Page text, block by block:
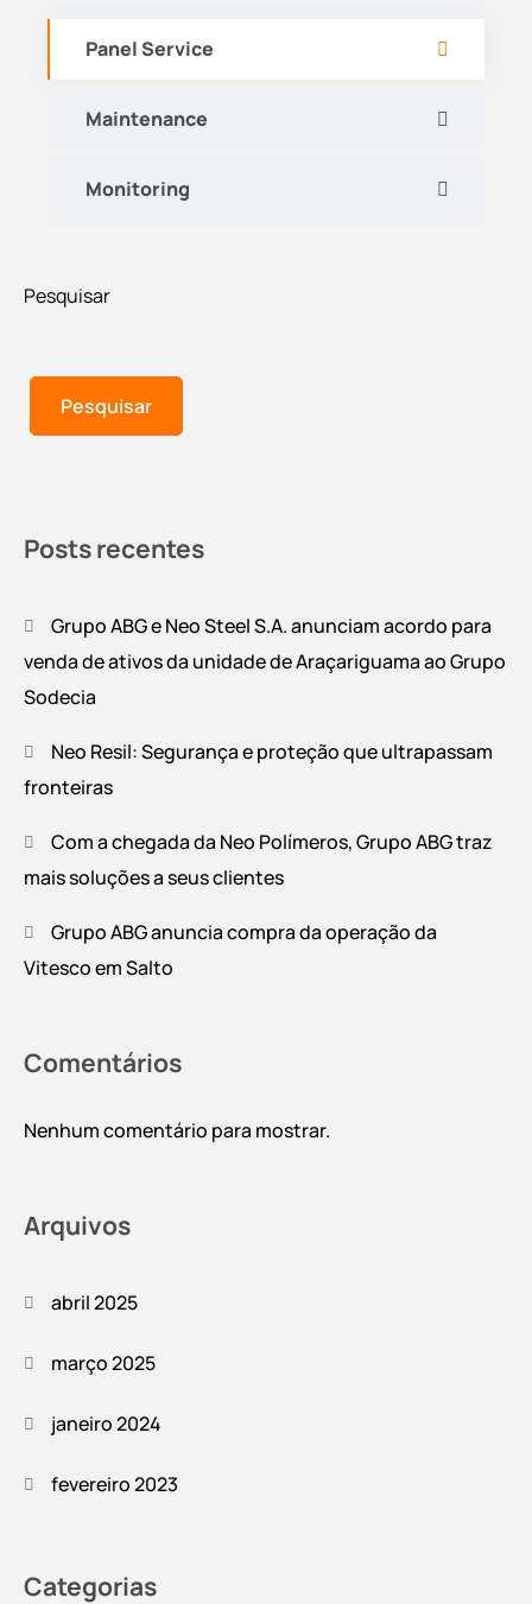
Panel Service
Maintenance
Monitoring
Pesquisar
Pesquisar
Posts recentes
Grupo ABG e Neo Steel S.A. anunciam acordo para
venda de ativos da unidade de Araçariguama ao Grupo
Sodecia
Neo Resil: Segurança e proteção que ultrapassam
fronteiras
Com a chegada da Neo Polímeros, Grupo ABG traz
mais soluções a seus clientes
Grupo ABG anuncia compra da operação da
Vitesco em Salto
Comentários
Nenhum comentário para mostrar.
Arquivos
abril 2025
março 2025
janeiro 2024
fevereiro 2023
Categorias